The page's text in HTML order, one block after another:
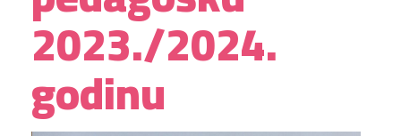
2023./2024.
godinu